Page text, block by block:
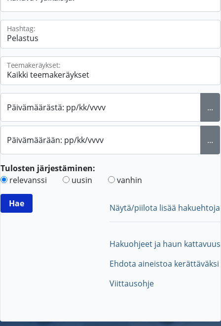
Hashtag:
Teemakeräykset:
Päivämäärästä: pp/kk/vvvv ...
Päivämäärään: pp/kk/vvvv ...
Tulosten järjestäminen:
relevanssi
uusin vanhin
Näytä/piilota lisää hakuehtoja
Hakuohjeet ja haun kattavuus
Ehdota aineistoa kerättäväksi
Viittausohje